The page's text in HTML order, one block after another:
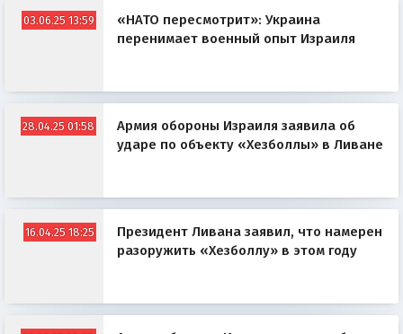
03.06.25 13:59
«НАТО пересмотрит»: Украина
перенимает военный опыт Израиля
28.04.25 01:58
Армия обороны Израиля заявила об
ударе по объекту «Хезболлы» в Ливане
16.04.25 18:25
Президент Ливана заявил, что намерен
разоружить «Хезболлу» в этом году